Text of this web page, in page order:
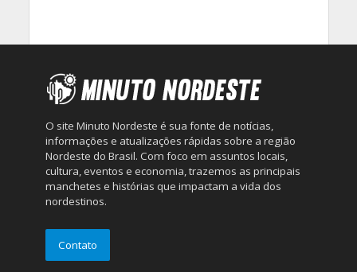
O site Minuto Nordeste é sua fonte de notícias,
informações e atualizações rápidas sobre a região
Nordeste do Brasil. Com foco em assuntos locais,
cultura, eventos e economia, trazemos as principais
manchetes e histórias que impactam a vida dos
nordestinos.
Contato